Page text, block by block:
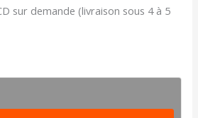
sur demande (livraison sous 4 à 5